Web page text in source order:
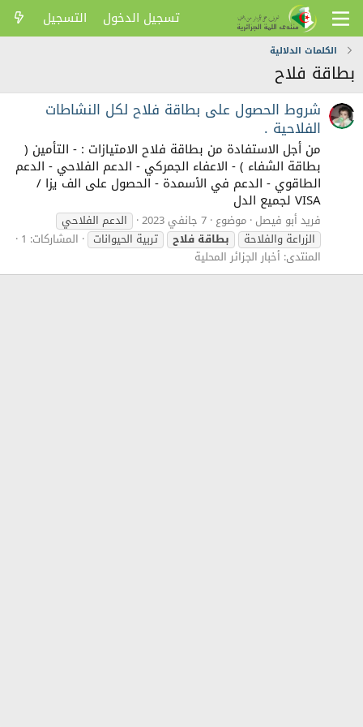
تسجيل الدخول التسجيل
الكلمات الدلالية
بطاقة فلاح
شروط الحصول على بطاقة فلاح لكل النشاطات
الفلاحية .
من أجل الاستفادة من بطاقة فلاح الامتيازات : - التأمين (
بطاقة الشفاء ) - الاعفاء الجمركي - الدعم الفلاحي - الدعم
الطاقوي - الدعم في الأسمدة - الحصول على الف يزا /
VISA لجميع الدل
فريد أبو فيصل موضوع 7 جانفي 2023
الدعم الفلاحي
الزراعة والفلاحة
بطاقةفلاح تربية الحيوانات
المشاركات: 1
المنتدى: أخبار الجزائر المحلية